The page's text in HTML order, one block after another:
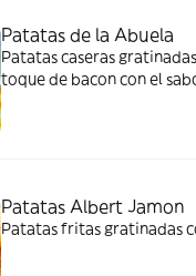
Patatas de la Abuela
Patatas caseras
toque de bacon con el
Patatas Albert Jamon
Patatas fritas gratinadas